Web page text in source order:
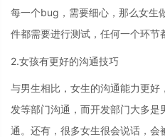
每一个bug，需要细心，那么女生
件都需要进行测试，任何一个环节
2.女孩有更好的沟通技巧
与男生相比，女生的沟通能力更
发等部门沟通，而开发部门大多
通。还有，很多女生很会说话，